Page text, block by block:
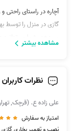
آچاره در راستای
گازی در منزل را توسط
تعمیرکارهای بخاری
تعمیر می‌شود. بخشی
آچاره ارائه می‌شود
مشاهده بیشتر
نظرات کاربران
علی زاده ع. (قرچک,
امتیاز به سفارش